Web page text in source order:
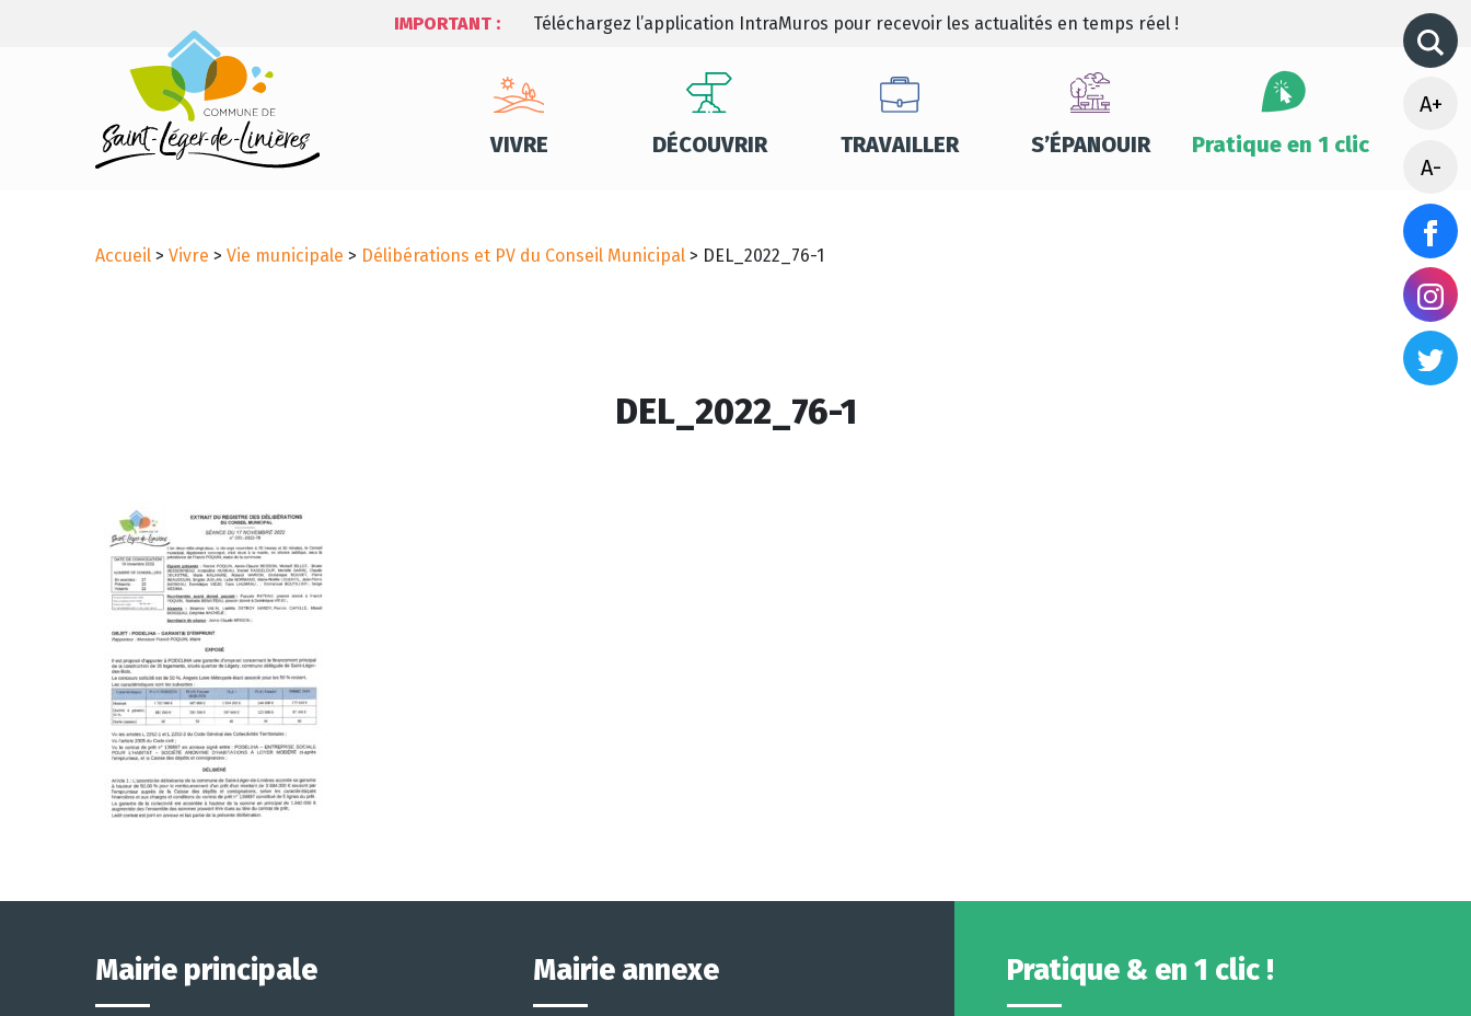
IMPORTANT : Téléchargez l’application IntraMuros pour recevoir les actualités en temps réel !
VIVRE DÉCOUVRIR TRAVAILLER S’ÉPANOUIR Pratique en 1 clic
A+
A-
Accueil > Vivre > Vie municipale > Délibérations et PV du Conseil Municipal > DEL_2022_76-1
DEL_2022_76-1
Mairie principale Mairie annexe Pratique & en 1 clic !